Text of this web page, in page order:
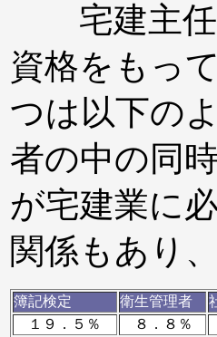
宅建主任
資格をもっ
つは以下の
者の中の同
が宅建業に
関係もあり
簿記検定 衛生管理者
１９．５％
８．８％